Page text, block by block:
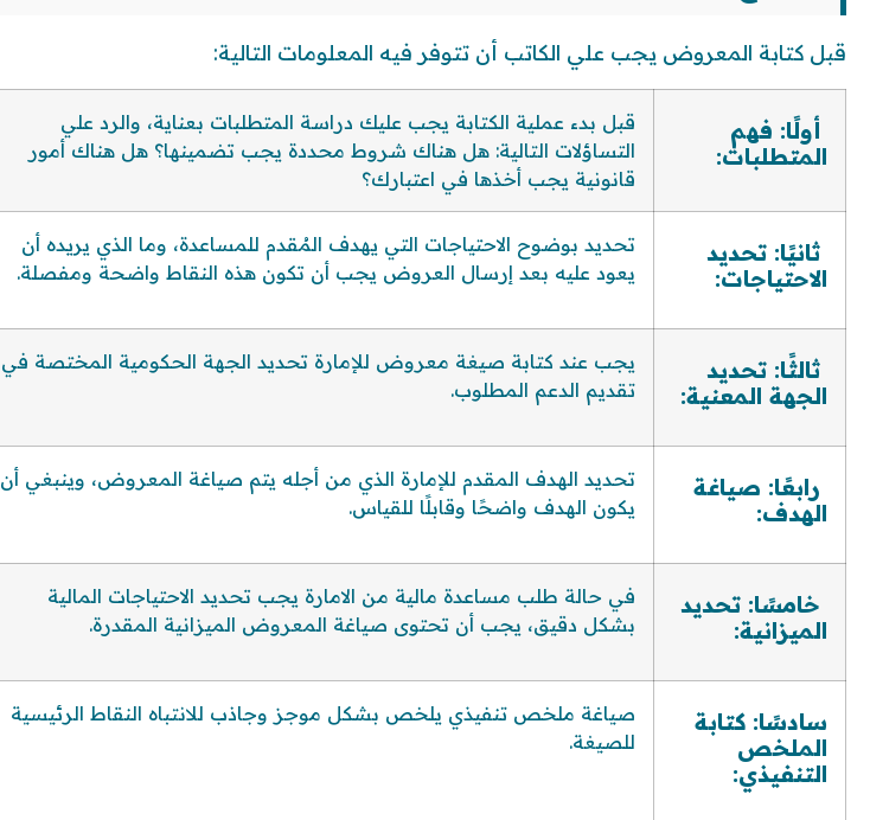
قبل كتابة المعروض يجب علي الكاتب أن تتوفر فيه المعلومات التالية:
أولًا: فهم
المتطلبات:
قبل بدء عملية الكتابة يجب عليك دراسة المتطلبات بعناية، والرد علي
التساؤلات التالية: هل هناك شروط محددة يجب تضمينها؟ هل هناك أمور
قانونية يجب أخذها في اعتبارك؟
ثانيًا: تحديد
الاحتياجات:
تحديد بوضوح الاحتياجات التي يهدف المُقدم للمساعدة، وما الذي يريده أن
يعود عليه بعد إرسال العروض يجب أن تكون هذه النقاط واضحة ومفصلة.
ثالثًا: تحديد
الجهة المعنية:
يجب عند كتابة صيغة معروض للإمارة تحديد الجهة الحكومية المختصة في
تقديم الدعم المطلوب.
رابعًا: صياغة
الهدف:
تحديد الهدف المقدم للإمارة الذي من أجله يتم صياغة المعروض، وينبغي أن
يكون الهدف واضحًا وقابلًا للقياس.
خامسًا: تحديد
الميزانية:
في حالة طلب مساعدة مالية من الامارة يجب تحديد الاحتياجات المالية
بشكل دقيق، يجب أن تحتوى صياغة المعروض الميزانية المقدرة.
سادسًا: كتابة
الملخص
التنفيذي:
صياغة ملخص تنفيذي يلخص بشكل موجز وجاذب للانتباه النقاط الرئيسية
للصيغة.